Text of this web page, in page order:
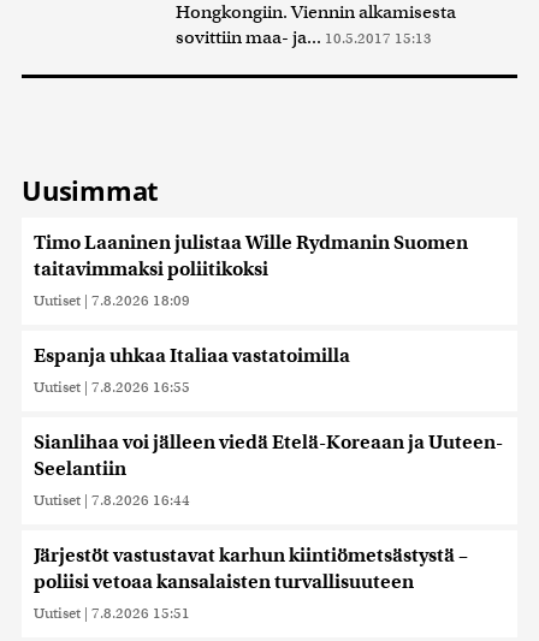
Hongkongiin. Viennin alkamisesta
sovittiin maa- ja... 10.5.2017 15:13
Uusimmat
Timo Laaninen julistaa Wille Rydmanin Suomen
taitavimmaksi poliitikoksi
Uutiset | 7.8.2026 18:09
Espanja uhkaa Italiaa vastatoimilla
Uutiset | 7.8.2026 16:55
Sianlihaa voi jälleen viedä Etelä-Koreaan ja Uuteen-
Seelantiin
Uutiset | 7.8.2026 16:44
Järjestöt vastustavat karhun kiintiömetsästystä –
poliisi vetoaa kansalaisten turvallisuuteen
Uutiset | 7.8.2026 15:51